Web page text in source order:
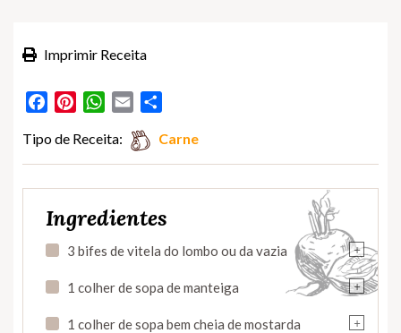
Imprimir Receita
FacebookPinterestWhatsApp
Email
Tipo de Receita: Carne
Ingredientes
+
3 bifes de vitela do lombo ou da vazia
+
1 colher de sopa de manteiga
+
1 colher de sopa bem cheia de mostarda